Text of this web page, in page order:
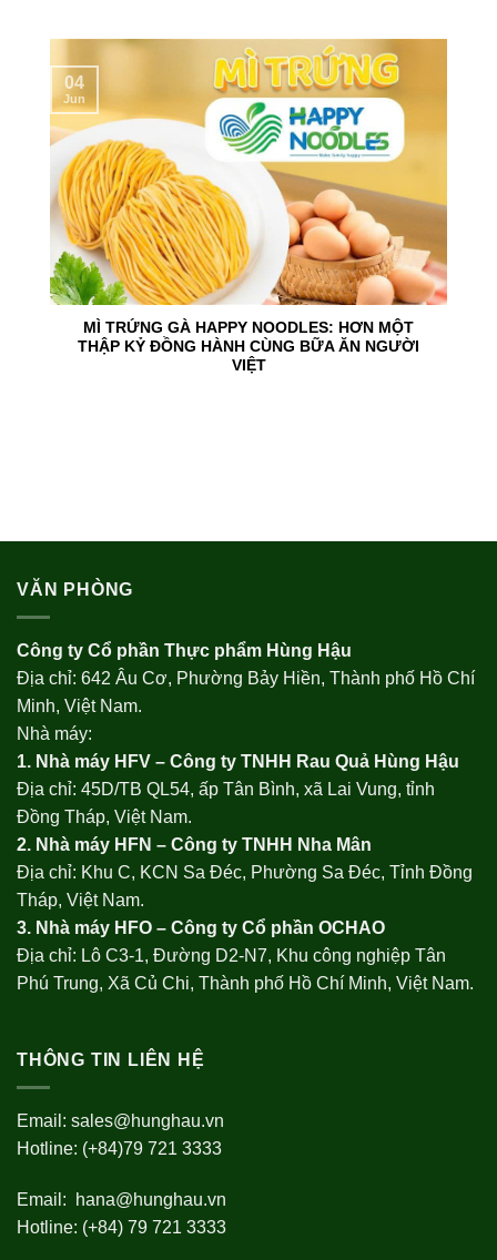
MÌ TRỨNG GÀ HAPPY NOODLES: HƠN MỘT
THẬP KỶ ĐỒNG HÀNH CÙNG BỮA ĂN NGƯỜI
VIỆT
04
Jun
VĂN PHÒNG
Công ty Cổ phần Thực phẩm Hùng Hậu
Địa chỉ: 642 Âu Cơ, Phường Bảy Hiền, Thành phố Hồ Chí
Minh, Việt Nam.
Nhà máy:
1. Nhà máy HFV – Công ty TNHH Rau Quả Hùng Hậu
Địa chỉ: 45D/TB QL54, ấp Tân Bình, xã Lai Vung, tỉnh
Đồng Tháp, Việt Nam.
2. Nhà máy HFN – Công ty TNHH Nha Mân
Địa chỉ: Khu C, KCN Sa Đéc, Phường Sa Đéc, Tỉnh Đồng
Tháp, Việt Nam.
3. Nhà máy HFO – Công ty Cổ phần OCHAO
Địa chỉ: Lô C3-1, Đường D2-N7, Khu công nghiệp Tân
Phú Trung, Xã Củ Chi, Thành phố Hồ Chí Minh, Việt Nam.
THÔNG TIN LIÊN HỆ
Email: sales@hunghau.vn
Hotline: (+84)79 721 3333
Email:
hana@hunghau.vn
Hotline: (+84) 79 721 3333